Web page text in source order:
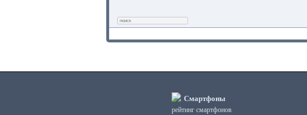
Смартфоны
рейтинг смартфонов